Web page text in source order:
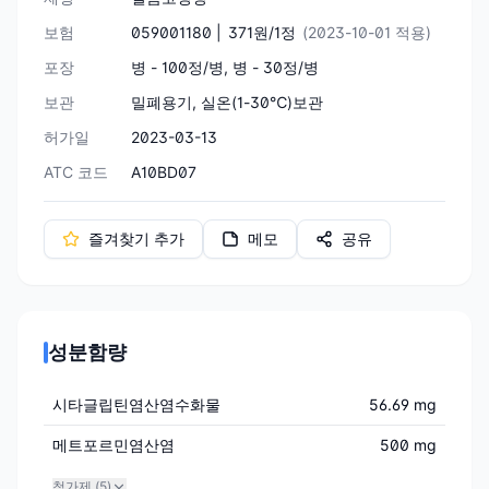
보험
059001180 | 371원/1정 (2023-10-01 적용)
포장
병 - 100정/병, 병 - 30정/병
보관
밀폐용기, 실온(1-30℃)보관
허가일
2023-03-13
ATC 코드
A10BD07
즐겨찾기 추가 메모 공유
성분함량
시타글립틴염산염수화물 56.69 mg
메트포르민염산염 500 mg